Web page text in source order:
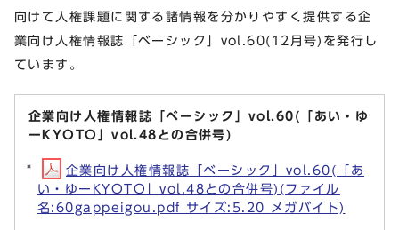
向けて人権課題に関する諸情報を分かりやすく提供する企
業向け人権情報誌「ベーシック」vol.60(12月号)を発行し
ています。
企業向け人権情報誌「ベーシック」vol.60(「あい・ゆ
ーKYOTO」vol.48との合併号)
企業向け人権情報誌「ベーシック」vol.60(「あ
い・ゆーKYOTO」vol.48との合併号)(ファイル
名:60gappeigou.pdf サイズ:5.20 メガバイト)